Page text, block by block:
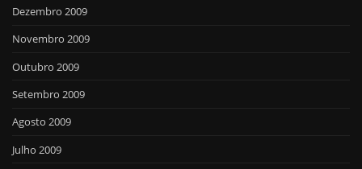
Dezembro 2009
Novembro 2009
Outubro 2009
Setembro 2009
Agosto 2009
Julho 2009